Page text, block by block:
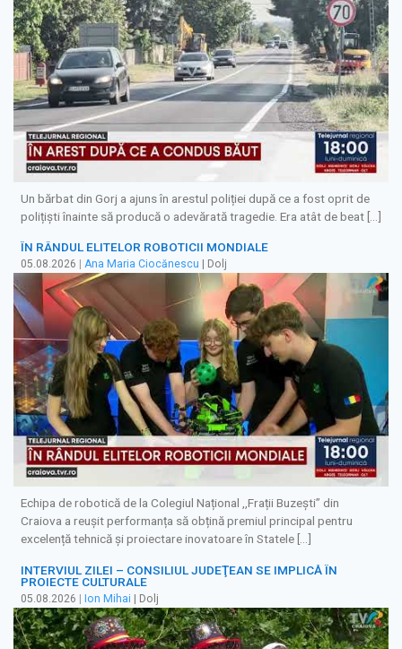
Un bărbat din Gorj a ajuns în arestul poliției după ce a fost oprit de
polițiști înainte să producă o adevărată tragedie. Era atât de beat […]
ÎN RÂNDUL ELITELOR ROBOTICII MONDIALE
05.08.2026 Ana Maria Ciocănescu | Dolj
Echipa de robotică de la Colegiul Național ,,Frații Buzești” din
Craiova a reușit performanța să obțină premiul principal pentru
excelență tehnică și proiectare inovatoare în Statele […]
INTERVIUL ZILEI – CONSILIUL JUDEŢEAN SE IMPLICĂ ÎN
PROIECTE CULTURALE
05.08.2026 | Ion Mihai | Dolj